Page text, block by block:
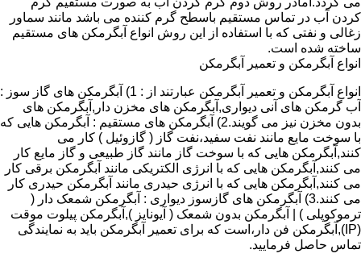
کردن آب در تماس مستقیم باسطح گرم کننده می باشد مانند سماور
زغالی و نفتی که با استفاده از این روش انواع آبگرمکن های مستقیم
ساخته شده است.
انواع آبگرمکن و تعمیر آبگرمکن
انواع آبگرمکن و تعمیر آبگرمکن عبارتند از : 1) آبگرمکن های گاز سوز :
آب گرمکن های آنی دیواری,آبگرمکن های مخزن دار,آبگرمکن های
بدون مخزن نیز می گویند.2) آبگرمکن های مستقیم : آبگرمکن هایی که
با سوخت مایع مانند نفت سفید،نفت گاز ( گازوئیل ) کار می
کنند,آبگرمکن هایی که با سوخت گاز مانند گاز طبیعی و گاز مایع کار
می کنند,آبگرمکن هایی که با انرژی الکتریکی مانند آبگرمکن برقی کار
می کنند,آبگرمکن هایی که با انرژی حیدری مانند آبگرمکن حیدری کار
می کنند.3) آبگرمکن های گازسوز دیواری : آبگرمکن شمعک دار (
ترموکوپلی ) | آبگرمکن بدون شمعک ( آیونایز ),آبگرمکن پیلوت موقت
(IP),آبگرمکن فن دار،است که برای تعمیر آبگرمکن باید به نمایندگی
تماس حاصل فرمایید.